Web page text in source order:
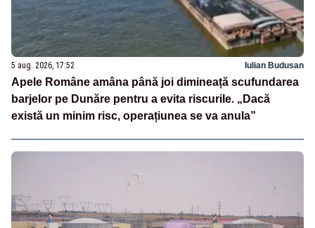
5 aug. 2026, 17:52 Iulian Budusan
Apele Române amâna până joi dimineață scufundarea
barjelor pe Dunăre pentru a evita riscurile. „Dacă
există un minim risc, operațiunea se va anula”